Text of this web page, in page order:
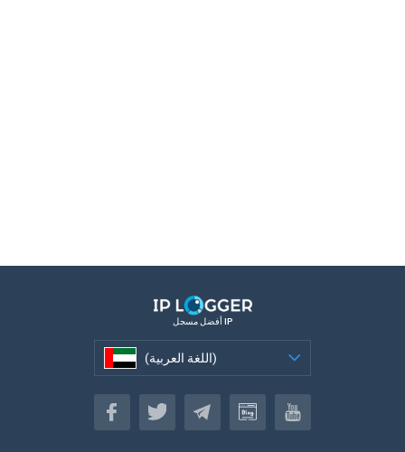
أفضل مسجل IP
(اللغة العربية)
(اللغة العربية)